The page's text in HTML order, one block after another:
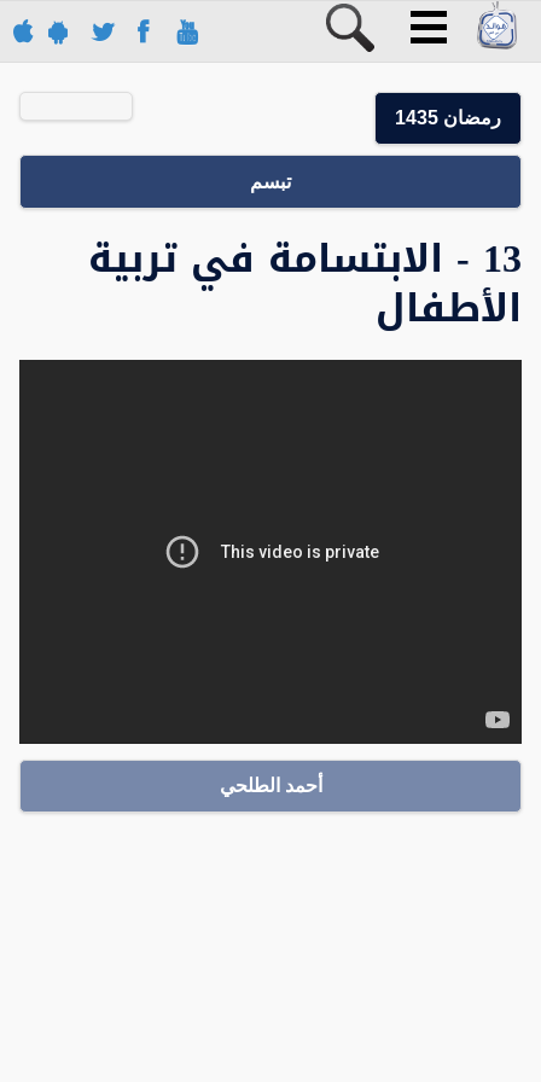
رمضان 1435
تبسم
13 - الابتسامة في تربية
الأطفال
أحمد الطلحي